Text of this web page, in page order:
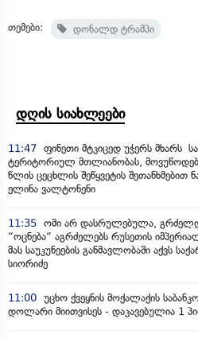
თემები: დონალდ ტრამპი
დღის სიახლეები
11:47 ფინეთი მტკიცედ უჭერს მხარს
ტერიტორიულ მთლიანობას,
წლის ცეცხლის შეწყვეტის შეთანხმებით
ელინა ვალტონენი
11:35 ომი არ დასრულებულა,
“ოცნება“ აგრძელებს რუსეთის
მას საუკუნეების განმავლობაში აქვს
სიორიძე
11:00 უცხო ქვეყნის მოქალაქის
დოლარი მიითვისეს - დაკავებულია 1